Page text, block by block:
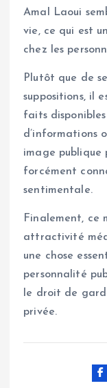
Amal Laoui
vie, ce qui est
chez les
Plutôt que de
suppositions, il
faits
d’informations
image publique
forcément
sentimentale.
Finalement, ce
attractivité
une chose
personnalité
le droit de
privée.